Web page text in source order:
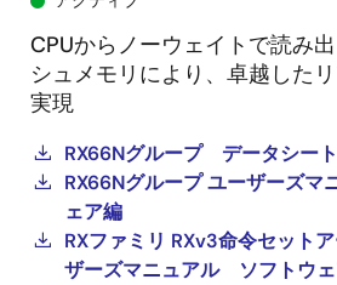
CPUからノーウェイトで読み
シュメモリにより、卓越した
実現
RX66Nグループ データシート
RX66Nグループ ユーザーズ
ェア編
RXファミリ RXv3命令セット
ザーズマニュアル ソフトウェ